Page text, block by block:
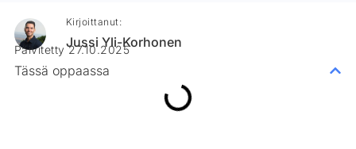
Kirjoittanut:
Jussi Yli-Korhonen
Päivitetty 27.10.2025
Tässä oppaassa